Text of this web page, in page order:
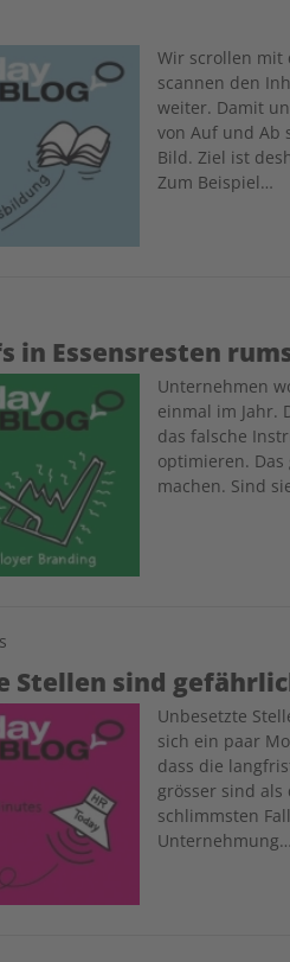
Wir scrollen mit
scannen den
weiter. Damit
von Auf und Ab
Bild. Ziel ist
Zum Beispiel…
in Essensresten
Unternehmen
einmal im Jahr.
das falsche
optimieren. Das
machen. Sind
Stellen sind
Unbesetzte
sich ein paar
dass die
grösser sind
schlimmsten
Unternehmung…